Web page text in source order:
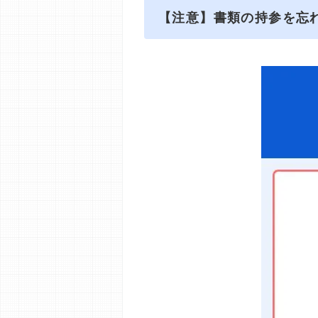
【注意】書類の持参を忘